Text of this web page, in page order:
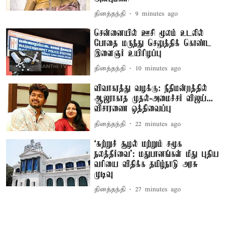
தினத்தந்தி 9 minutes ago
சென்னையில் ஊசி மூலம் உடலில்
போதை மருந்து செலுத்திக் கொண்ட
இளைஞர் உயிரிழப்பு
தினத்தந்தி 10 minutes ago
விவாகரத்து வழக்கு: நீதிமன்றத்தில்
ஆஜராகாத முதல்-அமைச்சர் விஜய்...
விசாரணை ஒத்திவைப்பு
தினத்தந்தி 22 minutes ago
‘சுற்றுச் சூழல் மற்றும் சமூக
நலத்தீர்வை’: மதுபானங்கள் மீது புதிய
வரியை விதிக்க தமிழ்நாடு அரசு
முடிவு
தினத்தந்தி 27 minutes ago